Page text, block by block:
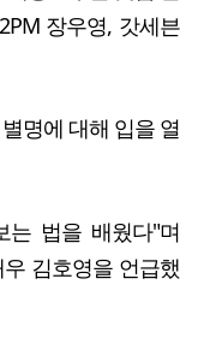
장우영, 갓세븐
명에 대해 입을 열
는 법을 배웠다"며
김호영을 언급했